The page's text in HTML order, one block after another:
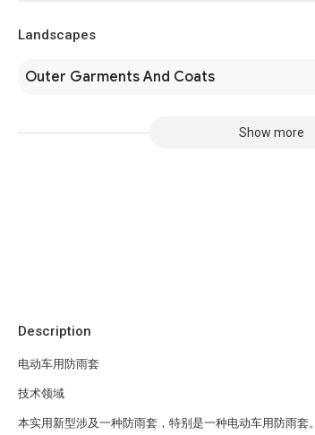
Landscapes
Outer Garments And Coats
Show more
Description
电动车用防雨套
技术领域
本实用新型涉及一种防雨套，特别是一种电动车用防雨套。